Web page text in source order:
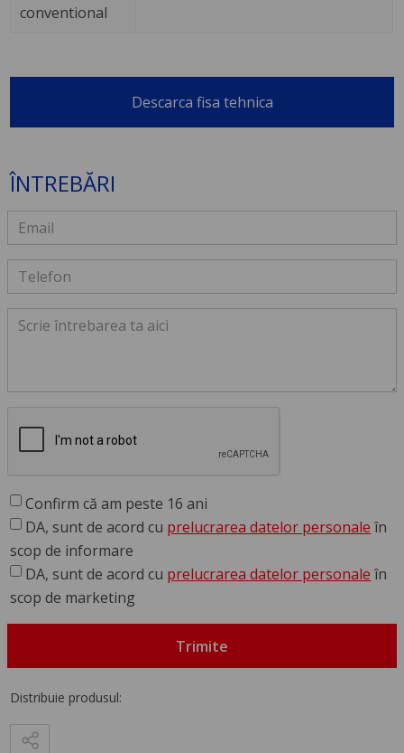
conventional
Descarca fisa tehnica
ÎNTREBĂRI
Confirm că am peste 16 ani
DA, sunt de acord cu prelucrarea datelor personale în
scop de informare
DA, sunt de acord cu prelucrarea datelor personale în
scop de marketing
Trimite
Distribuie produsul: